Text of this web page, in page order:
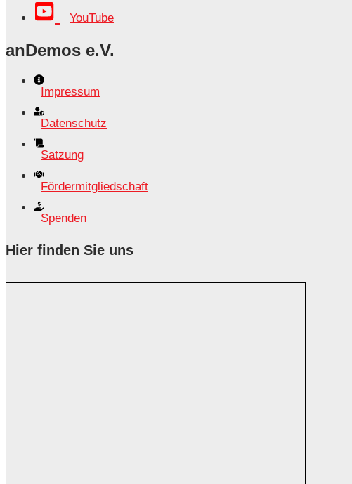
YouTube
anDemos e.V.
Impressum
Datenschutz
Satzung
Fördermitgliedschaft
Spenden
Hier finden Sie uns